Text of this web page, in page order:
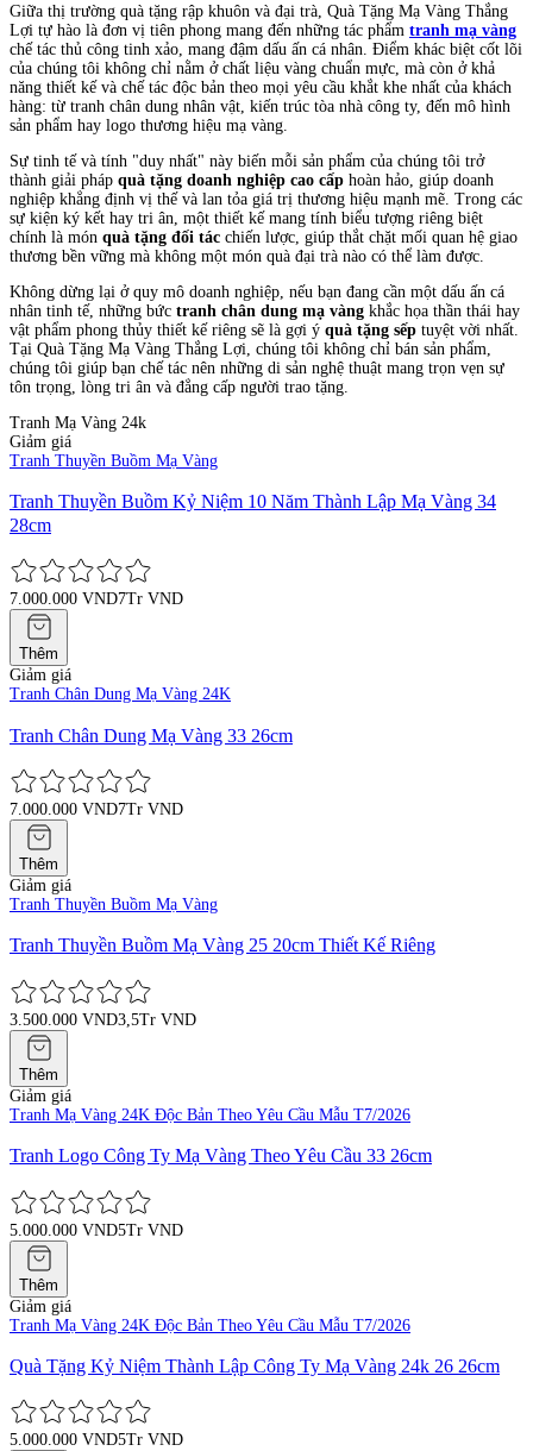
Giữa thị trường quà tặng rập khuôn và đại trà, Quà Tặng Mạ Vàng Thắng
Lợi tự hào là đơn vị tiên phong mang đến những tác phẩm tranh mạ vàng
chế tác thủ công tinh xảo, mang đậm dấu ấn cá nhân. Điểm khác biệt cốt lõi
của chúng tôi không chỉ nằm ở chất liệu vàng chuẩn mực, mà còn ở khả
năng thiết kế và chế tác độc bản theo mọi yêu cầu khắt khe nhất của khách
hàng: từ tranh chân dung nhân vật, kiến trúc tòa nhà công ty, đến mô hình
sản phẩm hay logo thương hiệu mạ vàng.
Sự tinh tế và tính "duy nhất" này biến mỗi sản phẩm của chúng tôi trở
thành giải pháp quà tặng doanh nghiệp cao cấp hoàn hảo, giúp doanh
nghiệp khẳng định vị thế và lan tỏa giá trị thương hiệu mạnh mẽ. Trong các
sự kiện ký kết hay tri ân, một thiết kế mang tính biểu tượng riêng biệt
chính là món quà tặng đối tác chiến lược, giúp thắt chặt mối quan hệ giao
thương bền vững mà không một món quà đại trà nào có thể làm được.
Không dừng lại ở quy mô doanh nghiệp, nếu bạn đang cần một dấu ấn cá
nhân tinh tế, những bức tranh chân dung mạ vàng khắc họa thần thái hay
vật phẩm phong thủy thiết kế riêng sẽ là gợi ý quà tặng sếp tuyệt vời nhất.
Tại Quà Tặng Mạ Vàng Thắng Lợi, chúng tôi không chỉ bán sản phẩm,
chúng tôi giúp bạn chế tác nên những di sản nghệ thuật mang trọn vẹn sự
tôn trọng, lòng tri ân và đẳng cấp người trao tặng.
Tranh Mạ Vàng 24k
Giảm giá
Tranh Thuyền Buồm Mạ Vàng
Tranh Thuyền Buồm Kỷ Niệm 10 Năm Thành Lập Mạ Vàng 34
28cm
7.000.000 VND7Tr VND
Thêm
Giảm giá
Tranh Chân Dung Mạ Vàng 24K
Tranh Chân Dung Mạ Vàng 33 26cm
7.000.000 VND7Tr VND
Thêm
Giảm giá
Tranh Thuyền Buồm Mạ Vàng
Tranh Thuyền Buồm Mạ Vàng 25 20cm Thiết Kế Riêng
3.500.000 VND3,5Tr VND
Thêm
Giảm giá
Tranh Mạ Vàng 24K Độc Bản Theo Yêu Cầu Mẫu T7/2026
Tranh Logo Công Ty Mạ Vàng Theo Yêu Cầu 33 26cm
5.000.000 VND5Tr VND
Thêm
Giảm giá
Tranh Mạ Vàng 24K Độc Bản Theo Yêu Cầu Mẫu T7/2026
Quà Tặng Kỷ Niệm Thành Lập Công Ty Mạ Vàng 24k 26 26cm
5.000.000 VND5Tr VND